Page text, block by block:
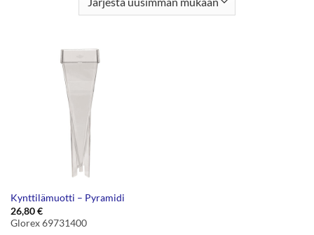
Kynttilämuotti – Pyramidi
26,80€
Glorex 69731400